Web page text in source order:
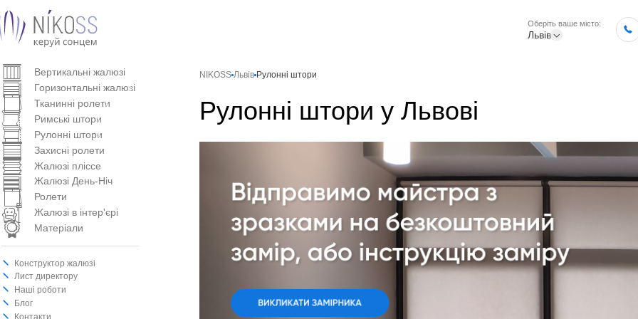
Оберіть ваше місто:
Львів
Вертикальнi жалюзi
Горизонтальні жалюзі
Тканинні ролети
Римські штори
Рулонні штори
Захисні ролети
Жалюзі пліссе
Жалюзі День-Ніч
Ролети
Жалюзі в інтер'єрі
Матеріали
Конструктор жалюзі
Лист директору
Наші роботи
Блог
Контакти
NIKOSS Львів Рулонні штори
Рулонні штори у Львові